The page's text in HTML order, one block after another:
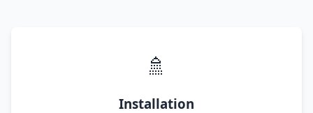
🚿
Installation